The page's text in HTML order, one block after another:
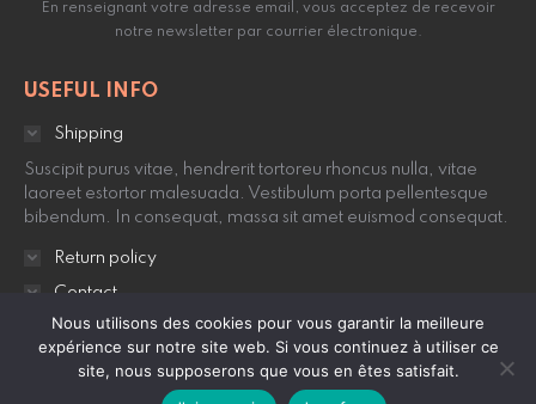
En renseignant votre adresse email, vous acceptez de recevoir
notre newsletter par courrier électronique.
USEFUL INFO
Shipping
Suscipit purus vitae, hendrerit tortoreu rhoncus nulla, vitae
laoreet estortor malesuada. Vestibulum porta pellentesque
bibendum. In consequat, massa sit amet euismod consequat.
Return policy
Contact
© 2021 • E. Clot Avocat •Mentions légales•
Nous utilisons des cookies pour vous garantir la meilleure
expérience sur notre site web. Si vous continuez à utiliser ce
site, nous supposerons que vous en êtes satisfait.